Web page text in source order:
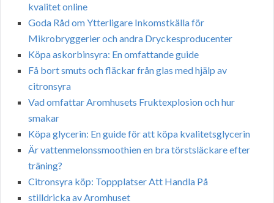
kvalitet online
Goda Råd om Ytterligare Inkomstkälla för
Mikrobryggerier och andra Dryckesproducenter
Köpa askorbinsyra: En omfattande guide
Få bort smuts och fläckar från glas med hjälp av
citronsyra
Vad omfattar Aromhusets Fruktexplosion och hur
smakar
Köpa glycerin: En guide för att köpa kvalitetsglycerin
Är vattenmelonssmoothien en bra törstsläckare efter
träning?
Citronsyra köp: Toppplatser Att Handla På
stilldricka av Aromhuset